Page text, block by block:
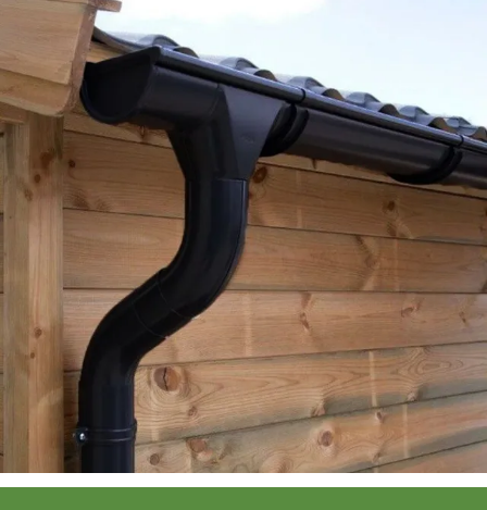
Azalp artikelcode
EAN-code 8720250506890
4,65/5
bij TrustedShops
Luxe assortiment
tegen scherpe prijzen
Maatwerk:
We maken het betaalbaar.
076 - 80 801 24
Direct antwoord
Chat met ons
Stel direct je vraag
Klantenservice
Binnen 1 werkdag antwoord